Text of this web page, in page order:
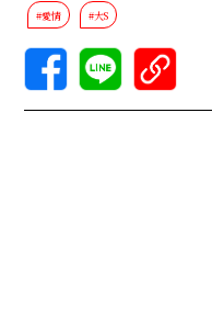
#愛情 #大S